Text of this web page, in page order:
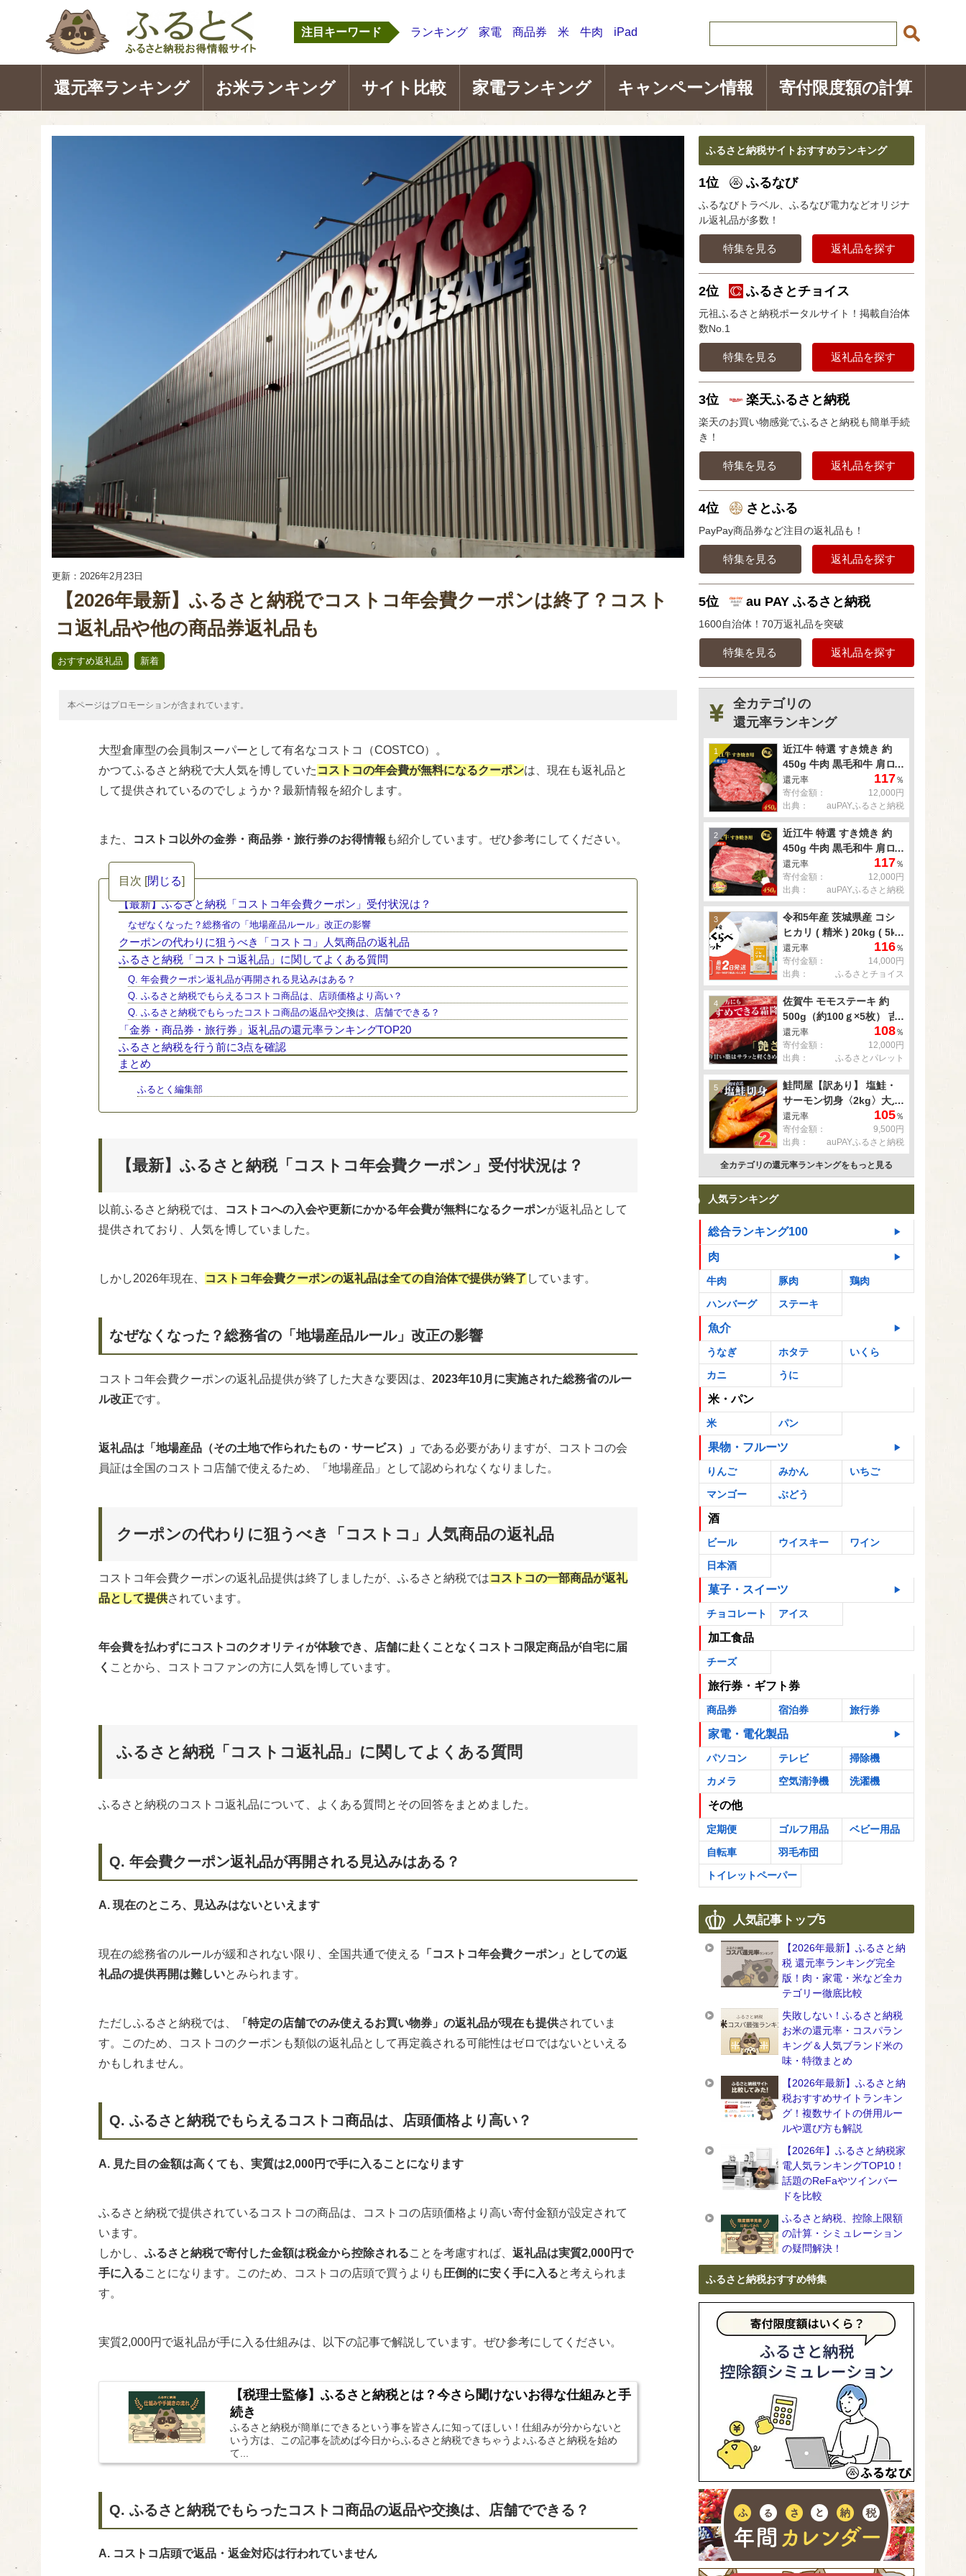
注目キーワード ランキング 家電 商品券 米 牛肉 iPad
還元率ランキング お米ランキング サイト比較 家電ランキング キャンペーン情報 寄付限度額の計算
更新：2026年2月23日
【2026年最新】ふるさと納税でコストコ年会費クーポンは終了？コスト
コ返礼品や他の商品券返礼品も
おすすめ返礼品 新着
本ページはプロモーションが含まれています。
大型倉庫型の会員制スーパーとして有名なコストコ（COSTCO）。
かつてふるさと納税で大人気を博していた コストコの年会費が無料になるクーポンは、現在も返礼品と
して提供されているのでしょうか？最新情報を紹介します。
また、 コストコ以外の金券・商品券・旅行券のお得情報 も紹介しています。ぜひ参考にしてください。
目次 [閉じる]
【最新】ふるさと納税「コストコ年会費クーポン」受付状況は？
なぜなくなった？総務省の「地場産品ルール」改正の影響
クーポンの代わりに狙うべき「コストコ」人気商品の返礼品
ふるさと納税「コストコ返礼品」に関してよくある質問
Q. 年会費クーポン返礼品が再開される見込みはある？
Q. ふるさと納税でもらえるコストコ商品は、店頭価格より高い？
Q. ふるさと納税でもらったコストコ商品の返品や交換は、店舗でできる？
「金券・商品券・旅行券」返礼品の還元率ランキングTOP20
ふるさと納税を行う前に3点を確認
まとめ
ふるとく編集部
【最新】ふるさと納税「コストコ年会費クーポン」受付状況は？
以前ふるさと納税では、 コストコへの入会や更新にかかる年会費が無料になるクーポンが返礼品として
提供されており、人気を博していました。
しかし2026年現在、 コストコ年会費クーポンの返礼品は全ての自治体で提供が終了 しています。
なぜなくなった？総務省の「地場産品ルール」改正の影響
コストコ年会費クーポンの返礼品提供が終了した大きな要因は、 2023年10月に実施された総務省のルー
ル改正です。
返礼品は「地場産品（その土地で作られたもの・サービス）」 である必要がありますが、コストコの会
員証は全国のコストコ店舗で使えるため、「地場産品」として認められなくなりました。
クーポンの代わりに狙うべき「コストコ」人気商品の返礼品
コストコ年会費クーポンの返礼品提供は終了しましたが、ふるさと納税ではコストコの一部商品が返礼
品として提供されています。
年会費を払わずにコストコのクオリティが体験でき、店舗に赴くことなくコストコ限定商品が自宅に届
く ことから、コストコファンの方に人気を博しています。
ふるさと納税「コストコ返礼品」に関してよくある質問
ふるさと納税のコストコ返礼品について、よくある質問とその回答をまとめました。
Q. 年会費クーポン返礼品が再開される見込みはある？
A. 現在のところ、見込みはないといえます
現在の総務省のルールが緩和されない限り、全国共通で使える
「コストコ年会費クーポン」としての返
礼品の提供再開は難しいとみられます。
ただしふるさと納税では、 「特定の店舗でのみ使えるお買い物券」の返礼品が現在も提供されていま
す。このため、コストコのクーポンも類似の返礼品として再定義される可能性はゼロではないといえる
かもしれません。
Q. ふるさと納税でもらえるコストコ商品は、店頭価格より高い？
A. 見た目の金額は高くても、実質は2,000円で手に入ることになります
ふるさと納税で提供されているコストコの商品は、コストコの店頭価格より高い寄付金額が設定されて
います。
しかし、 ふるさと納税で寄付した金額は税金から控除されることを考慮すれば、 返礼品は実質2,000円で
手に入ることになります。このため、コストコの店頭で買うよりも圧倒的に安く手に入ると考えられま
す。
実質2,000円で返礼品が手に入る仕組みは、以下の記事で解説しています。ぜひ参考にしてください。
【税理士監修】ふるさと納税とは？今さら聞けないお得な仕組みと手
続き
ふるさと納税が簡単にできるという事を皆さんに知ってほしい！仕組みが分からないと
いう方は、この記事を読めば今日からふるさと納税できちゃうよ♪ふるさと納税を始め
て...
Q. ふるさと納税でもらったコストコ商品の返品や交換は、店舗でできる？
A. コストコ店頭で返品・返金対応は行われていません
ふるさと納税サイトおすすめランキング
1位 ふるなび
ふるなびトラベル、ふるなび電力などオリジナ
ル返礼品が多数！
特集を見る 返礼品を探す
2位 ふるさとチョイス
元祖ふるさと納税ポータルサイト！掲載自治体
数No.1
特集を見る 返礼品を探す
3位 楽天ふるさと納税
楽天のお買い物感覚でふるさと納税も簡単手続
き！
特集を見る 返礼品を探す
4位 さとふる
PayPay商品券など注目の返礼品も！
特集を見る 返礼品を探す
5位 au PAY ふるさと納税
1600自治体！70万返礼品を突破
特集を見る 返礼品を探す
全カテゴリの
還元率ランキング
1
近江牛 特選 すき焼き 約
450g 牛肉 黒毛和牛 肩ロ
ース モモ すきやき すき焼
き肉 すき焼き用 肉 お肉
牛 和牛 納期 最長3カ月 冷
蔵
還元率 117％
寄付金額：
12,000円
出典：
auPAYふるさと納税
2
近江牛 特選 すき焼き 約
450g 牛肉 黒毛和牛 肩ロ
ース モモ すきやき すき焼
き肉 すき焼き用 肉 お肉
牛 和牛 納期 最長3カ月 冷
蔵
還元率 117％
寄付金額：
12,000円
出典：
auPAYふるさと納税
3
令和5年産 茨城県産 コシ
ヒカリ ( 精米 ) 20kg ( 5kg
× 4袋 )
還元率 116％
寄付金額：
14,000円
出典：
ふるさとチョイス
4
佐賀牛 モモステーキ 約
500g（約100ｇ×5枚） 吉
野ヶ里町 [FDB057]
還元率 108％
寄付金額：
12,000円
出典：
ふるさとパレット
5
鮭問屋【訳あり】 塩鮭・
サーモン切身〈2kg〉大人
気 鮭 切り身 家計応援 不
揃い 鮭問屋直送
【MS03】
還元率 105％
寄付金額：
9,500円
出典：
auPAYふるさと納税
全カテゴリの還元率ランキングをもっと見る
人気ランキング
総合ランキング100
肉
牛肉 豚肉
鶏肉
ハンバーグ
ステーキ
魚介
うなぎ ホタテ
いくら
カニ
うに
米・パン
米 パン
果物・フルーツ
りんご みかん
いちご
マンゴー
ぶどう
酒
ビール ウイスキー
ワイン
日本酒
菓子・スイーツ
チョコレート アイス
加工食品
チーズ
旅行券・ギフト券
商品券 宿泊券 旅行券
家電・電化製品
パソコン テレビ
掃除機
カメラ
空気清浄機 洗濯機
その他
定期便 ゴルフ用品
ベビー用品
自転車
羽毛布団
トイレットペーパー
人気記事トップ5
【2026年最新】ふるさと納
税 還元率ランキング完全
版！肉・家電・米など全カ
テゴリー徹底比較
失敗しない！ふるさと納税
お米の還元率・コスパラン
キング＆人気ブランド米の
味・特徴まとめ
【2026年最新】ふるさと納
税おすすめサイトランキン
グ！複数サイトの併用ルー
ルや選び方も解説
【2026年】ふるさと納税家
電人気ランキングTOP10！
話題のReFaやツインバー
ドを比較
ふるさと納税、控除上限額
の計算・シミュレーション
の疑問解決！
ふるさと納税おすすめ特集